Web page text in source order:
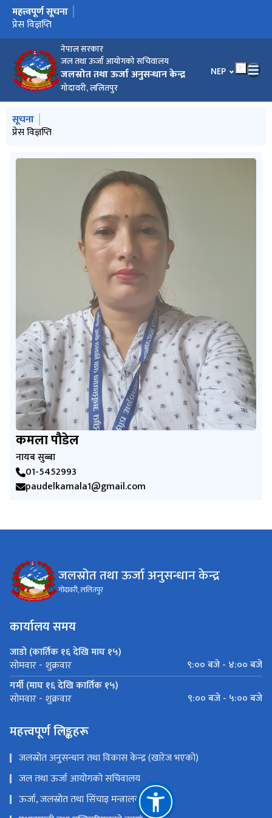
नेपाल सरकार
जल तथा ऊर्जा आयोगको सचिवालय
जलस्रोत तथा ऊर्जा अनुसन्धान केन्द्र
गोदावरी, ललितपुर
भाषा चयन गर्नुहोस्
NEP
मुख्य नेभिगेसनमा जानुहोस्
महत्त्वपूर्ण सूचना
प्रेस विज्ञप्ति
मुख्य नेभिगेसनमा जानुहोस्
सूचना
प्रेस विज्ञप्ति
कमला पौडेल
नायब सुब्बा
01-5452993
paudelkamala1@gmail.com
जलस्रोत तथा ऊर्जा अनुसन्धान केन्द्र
गोदावरी, ललितपुर
कार्यालय समय
जाडो (कार्तिक १६ देखि माघ १५)
सोमवार - शुक्रवार
९:०० बजे - ४:०० बजे
गर्मी (माघ १६ देखि कार्तिक १५)
सोमवार - शुक्रवार ९:०० बजे - ५:०० बजे
महत्त्वपूर्ण लिङ्कहरू
जलस्रोत अनुसन्धान तथा विकास केन्द्र (खारेज भएको)
जल तथा ऊर्जा आयोगको सचिवालय
ऊर्जा, जलस्रोत तथा सिंचाइ मन्त्रालय